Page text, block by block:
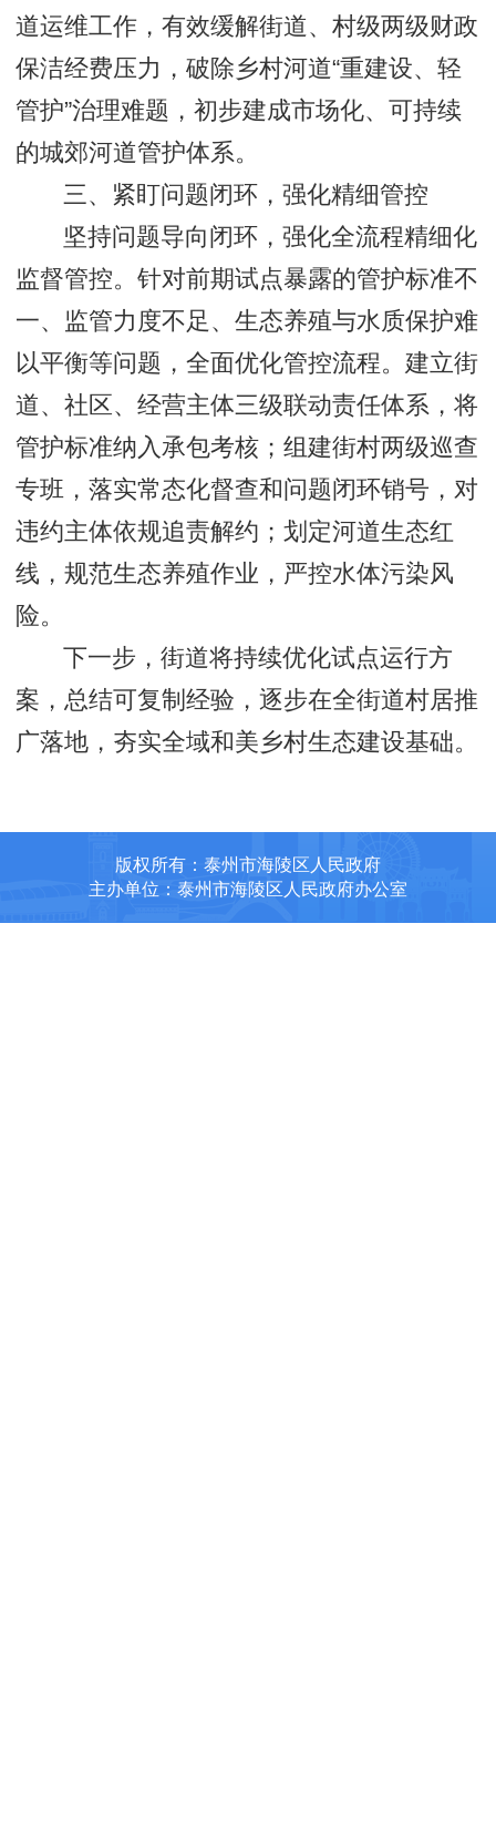
道运维工作，有效缓解街道、村级两级财政
保洁经费压力，破除乡村河道“重建设、轻
管护”治理难题，初步建成市场化、可持续
的城郊河道管护体系。
三、紧盯问题闭环，强化精细管控
坚持问题导向闭环，强化全流程精细化
监督管控。针对前期试点暴露的管护标准不
一、监管力度不足、生态养殖与水质保护难
以平衡等问题，全面优化管控流程。建立街
道、社区、经营主体三级联动责任体系，将
管护标准纳入承包考核；组建街村两级巡查
专班，落实常态化督查和问题闭环销号，对
违约主体依规追责解约；划定河道生态红
线，规范生态养殖作业，严控水体污染风
险。
下一步，街道将持续优化试点运行方
案，总结可复制经验，逐步在全街道村居推
广落地，夯实全域和美乡村生态建设基础。
版权所有：泰州市海陵区人民政府
主办单位：泰州市海陵区人民政府办公室